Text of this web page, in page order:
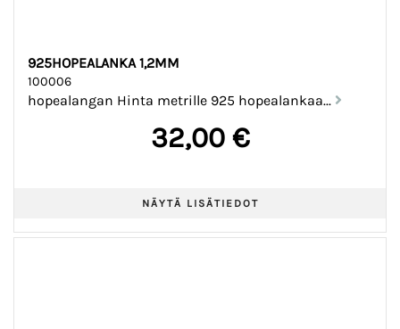
925HOPEALANKA 1,2MM
100006
hopealangan Hinta metrille 925 hopealankaa...
32,00 €